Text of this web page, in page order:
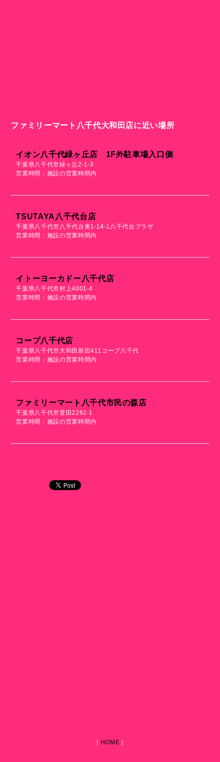
ファミリーマート八千代大和田店に近い場所
イオン八千代緑ヶ丘店 1F外駐車場入口側
千葉県八千代市緑ヶ丘2-1-3
営業時間：施設の営業時間内
TSUTAYA八千代台店
千葉県八千代市八千代台東1-14-1八千代台プラザ
営業時間：施設の営業時間内
イトーヨーカドー八千代店
千葉県八千代市村上4001-4
営業時間：施設の営業時間内
コープ八千代店
千葉県八千代市大和田新田411コープ八千代
営業時間：施設の営業時間内
ファミリーマート八千代市民の森店
千葉県八千代市萱田2262-1
営業時間：施設の営業時間内
HOME